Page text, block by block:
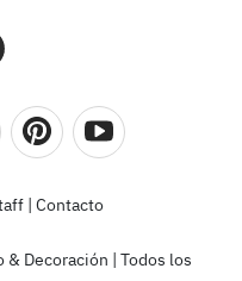
| Contacto
Decoración | Todos los